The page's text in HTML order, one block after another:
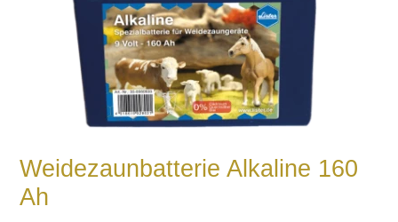
Weidezaunbatterie Alkaline 160
Ah